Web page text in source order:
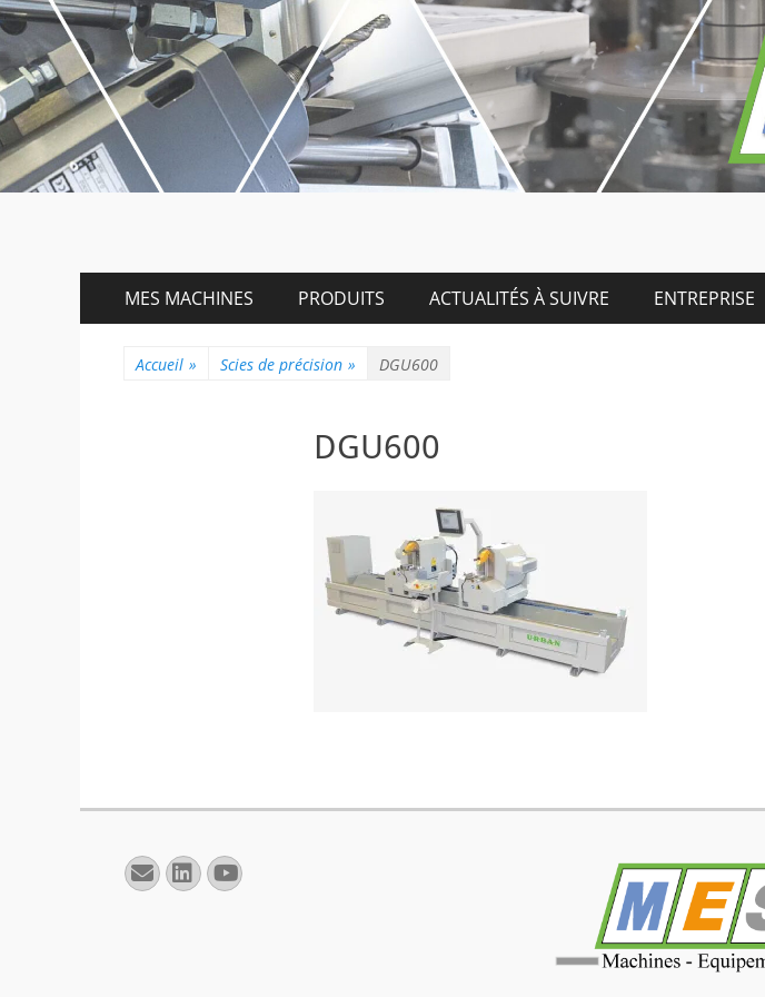
Menu
principal
MES MACHINES PRODUITS ACTUALITÉS À SUIVRE ENTREPRISE
Accueil » Scies de précision » DGU600
DGU600
E-
mail
Linkedin
YouTube